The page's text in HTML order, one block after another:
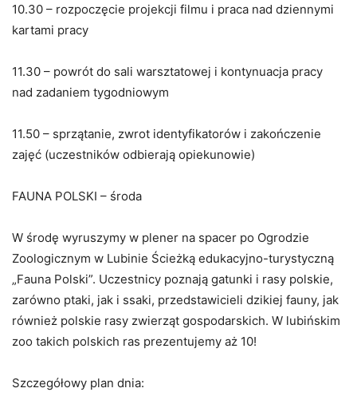
10.30 – rozpoczęcie projekcji filmu i praca nad dziennymi
kartami pracy
11.30 – powrót do sali warsztatowej i kontynuacja pracy
nad zadaniem tygodniowym
11.50 – sprzątanie, zwrot identyfikatorów i zakończenie
zajęć (uczestników odbierają opiekunowie)
FAUNA POLSKI – środa
W środę wyruszymy w plener na spacer po Ogrodzie
Zoologicznym w Lubinie Ścieżką edukacyjno-turystyczną
„Fauna Polski”. Uczestnicy poznają gatunki i rasy polskie,
zarówno ptaki, jak i ssaki, przedstawicieli dzikiej fauny, jak
również polskie rasy zwierząt gospodarskich. W lubińskim
zoo takich polskich ras prezentujemy aż 10!
Szczegółowy plan dnia: